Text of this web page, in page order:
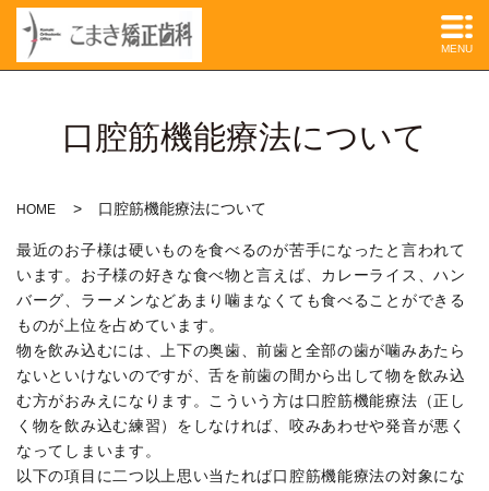
MENU
口腔筋機能療法について
HOME 口腔筋機能療法について
最近のお子様は硬いものを食べるのが苦手になったと言われて
います。お子様の好きな食べ物と言えば、カレーライス、ハン
バーグ、ラーメンなどあまり噛まなくても食べることができる
ものが上位を占めています。
物を飲み込むには、上下の奥歯、前歯と全部の歯が噛みあたら
ないといけないのですが、舌を前歯の間から出して物を飲み込
む方がおみえになります。こういう方は口腔筋機能療法（正し
く物を飲み込む練習）をしなければ、咬みあわせや発音が悪く
なってしまいます。
以下の項目に二つ以上思い当たれば口腔筋機能療法の対象にな